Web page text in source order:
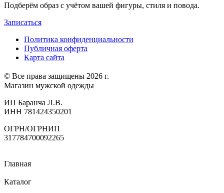
Подберём образ с учётом вашей фигуры, стиля и повода.
Записаться
Политика конфиденциальности
Публичная оферта
Карта сайта
© Все права защищены 2026 г.
Магазин мужской одежды
ИП Баранча Л.В.
ИНН 781424350201
ОГРН/ОГРНИП
317784700092265
Главная
Каталог